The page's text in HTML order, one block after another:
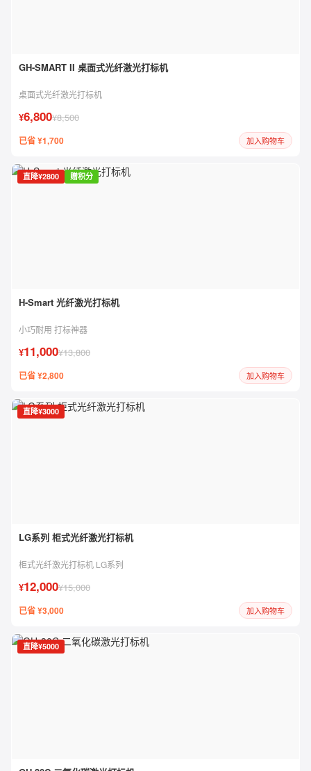
GH-SMART II 桌面式光纤激光打标机
桌面式光纤激光打标机
¥6,800¥8,500
已省 ¥1,700 加入购物车
直降¥2800 赠积分
H-Smart 光纤激光打标机
小巧耐用 打标神器
¥11,000¥13,800
已省 ¥2,800 加入购物车
直降¥3000
LG系列 柜式光纤激光打标机
柜式光纤激光打标机 LG系列
¥12,000¥15,000
已省 ¥3,000 加入购物车
直降¥5000